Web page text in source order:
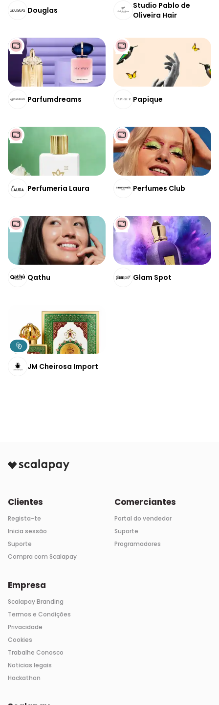
Douglas
Studio Pablo de
Oliveira Hair
Parfumdreams Papique
Perfumeria Laura Perfumes Club
Qathu Glam Spot
JM Cheirosa Import
Clientes
Regista-te
Inicia sessão
Suporte
Compra com Scalapay
Comerciantes
Portal do vendedor
Suporte
Programadores
Empresa
Scalapay Branding
Termos e Condições
Privacidade
Cookies
Trabalhe Conosco
Noticias legais
Hackathon